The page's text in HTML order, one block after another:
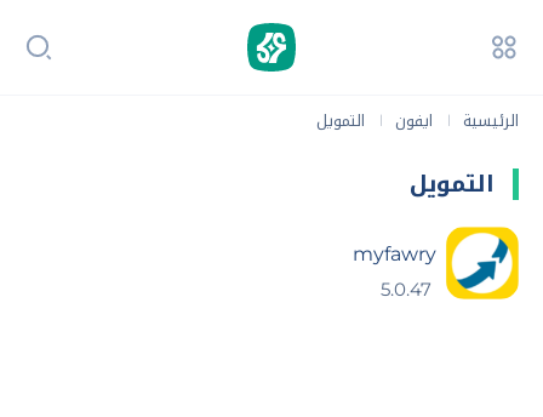
الرئيسية | ايفون | التمويل
التمويل
myfawry